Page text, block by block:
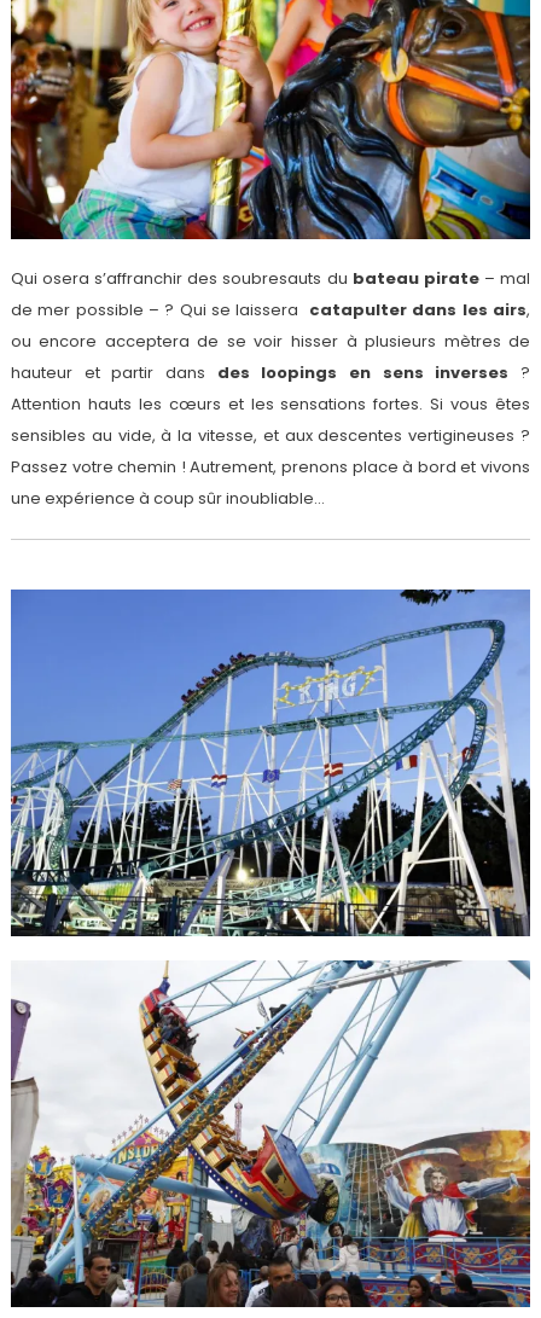
Qui osera s’affranchir des soubresauts du bateau pirate– mal
de mer possible – ? Qui se laissera catapulter dans les airs,
ou encore acceptera de se voir hisser à plusieurs mètres de
hauteur et partir dans des loopings en sens inverses ?
Attention hauts les cœurs et les sensations fortes. Si vous êtes
sensibles au vide, à la vitesse, et aux descentes vertigineuses ?
Passez votre chemin ! Autrement, prenons place à bord et vivons
une expérience à coup sûr inoubliable…